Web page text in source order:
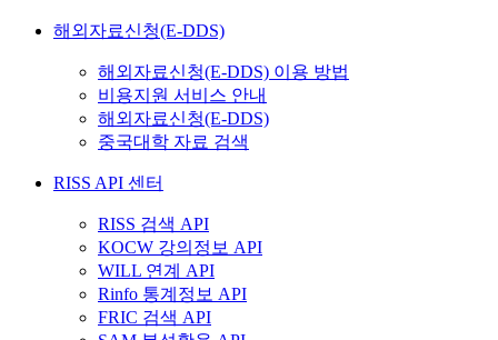
해외자료신청(E-DDS)
해외자료신청(E-DDS) 이용 방법
비용지원 서비스 안내
해외자료신청(E-DDS)
중국대학 자료 검색
RISS API 센터
RISS 검색 API
KOCW 강의정보 API
WILL 연계 API
Rinfo 통계정보 API
FRIC 검색 API